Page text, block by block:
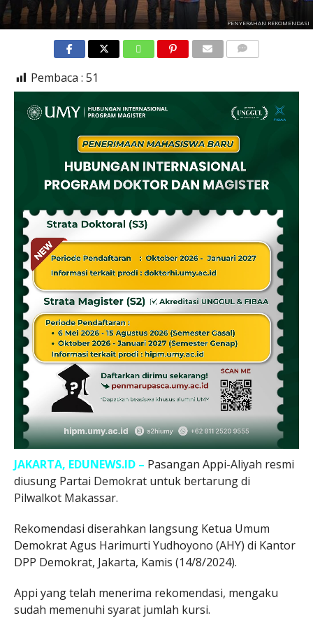
PENYERAHAN REKOMENDASI
Pembaca : 51
JAKARTA, EDUNEWS.ID – Pasangan Appi-Aliyah resmi
diusung Partai Demokrat untuk bertarung di
Pilwalkot Makassar.
Rekomendasi diserahkan langsung Ketua Umum
Demokrat Agus Harimurti Yudhoyono (AHY) di Kantor
DPP Demokrat, Jakarta, Kamis (14/8/2024).
Appi yang telah menerima rekomendasi, mengaku
sudah memenuhi syarat jumlah kursi.